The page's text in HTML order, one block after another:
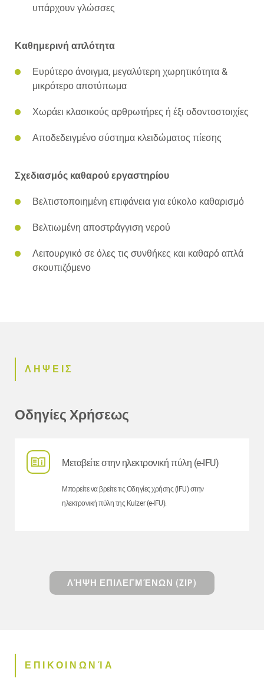
υπάρχουν γλώσσες
Καθημερινή απλότητα
Ευρύτερο άνοιγμα, μεγαλύτερη χωρητικότητα &
μικρότερο αποτύπωμα
Χωράει κλασικούς αρθρωτήρες ή έξι οδοντοστοιχίες
Αποδεδειγμένο σύστημα κλειδώματος πίεσης
Σχεδιασμός καθαρού εργαστηρίου
Βελτιστοποιημένη επιφάνεια για εύκολο καθαρισμό
Βελτιωμένη αποστράγγιση νερού
Λειτουργικό σε όλες τις συνθήκες και καθαρό απλά
σκουπιζόμενο
ΛΗΨΕΙΣ
Οδηγίες Χρήσεως
Μεταβείτε στην ηλεκτρονική πύλη (e-IFU)
Μπορείτε να βρείτε τις Οδηγίες χρήσης (IFU) στην
ηλεκτρονική πύλη της Kulzer (e-IFU).
ΛΉΨΗ ΕΠΙΛΕΓΜΈΝΩΝ (ZIP)
ΕΠΙΚΟΙΝΩΝΊΑ